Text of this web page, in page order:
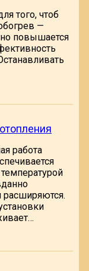
того, чтоб
—
повышается
работа